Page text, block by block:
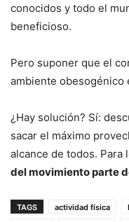
conocidos y todo el
beneficioso.
Pero suponer que el
ambiente obesogénico
¿Hay solución? Sí:
sacar el máximo
alcance de todos. Para
del movimiento parte
TAGS actividad física